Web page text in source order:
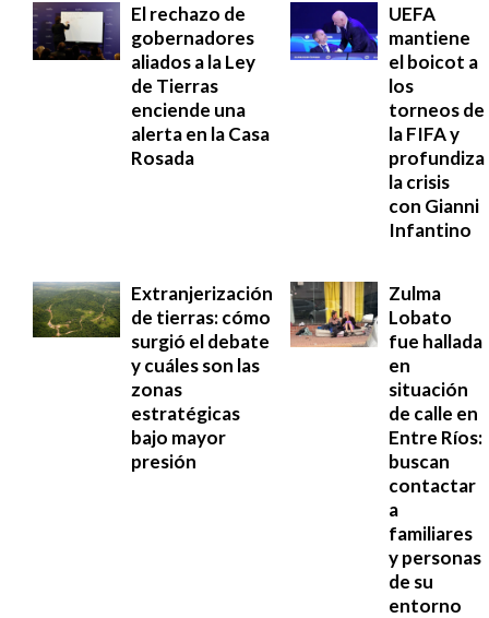
El rechazo de
gobernadores
aliados a la Ley
de Tierras
enciende una
alerta en la Casa
Rosada
UEFA
mantiene
el boicot a
los
torneos de
la FIFA y
profundiza
la crisis
con Gianni
Infantino
Extranjerización
de tierras: cómo
surgió el debate
y cuáles son las
zonas
estratégicas
bajo mayor
presión
Zulma
Lobato
fue hallada
en
situación
de calle en
Entre Ríos:
buscan
contactar
a
familiares
y personas
de su
entorno